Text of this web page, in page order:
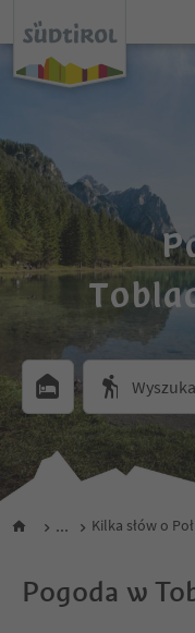
... Kilka słów o
Pogoda w